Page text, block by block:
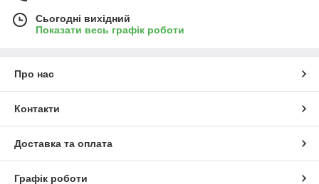
Сьогодні вихідний
Показати весь графік роботи
Про нас
Контакти
Доставка та оплата
Графік роботи